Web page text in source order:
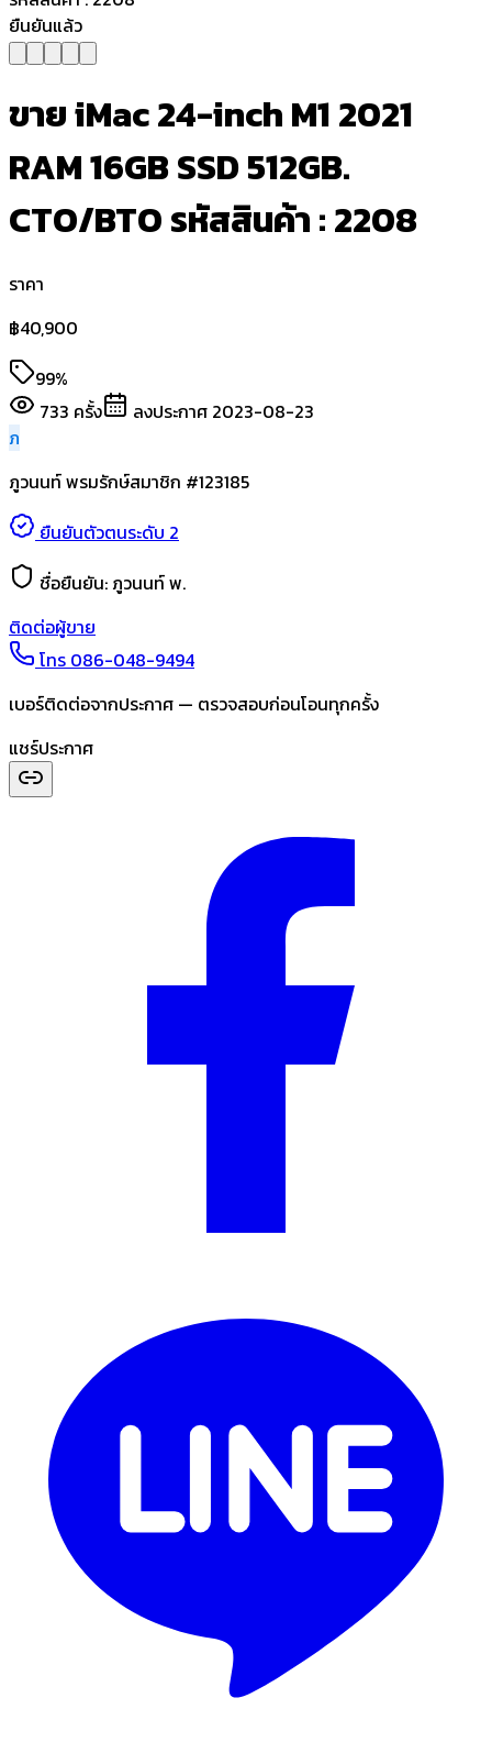
ยืนยันแล้ว
ขาย iMac 24-inch M1 2021
RAM 16GB SSD 512GB.
CTO/BTO รหัสสินค้า : 2208
ราคา
฿40,900
99%
733 ครั้ง ลงประกาศ 2023-08-23
ภ
ภูวนนท์ พรมรักษ์สมาชิก #123185
ยืนยันตัวตนระดับ 2
ชื่อยืนยัน: ภูวนนท์ พ.
ติดต่อผู้ขาย
โทร 086-048-9494
เบอร์ติดต่อจากประกาศ — ตรวจสอบก่อนโอนทุกครั้ง
แชร์ประกาศ